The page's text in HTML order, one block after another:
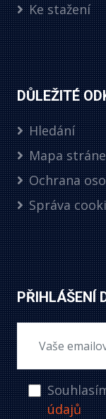
Ke stažení
DŮLEŽITÉ
Hledání
Mapa
Ochrana
Správa
PŘIHLÁŠENÍ
údajů